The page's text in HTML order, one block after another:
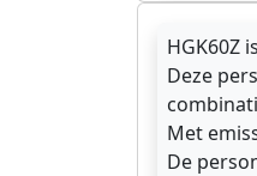
HGK60Z
Deze
Met
De